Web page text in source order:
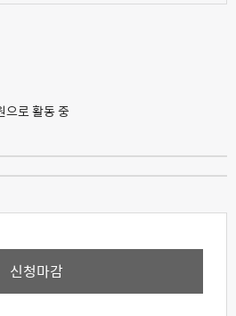
으로 활동 중
신청마감